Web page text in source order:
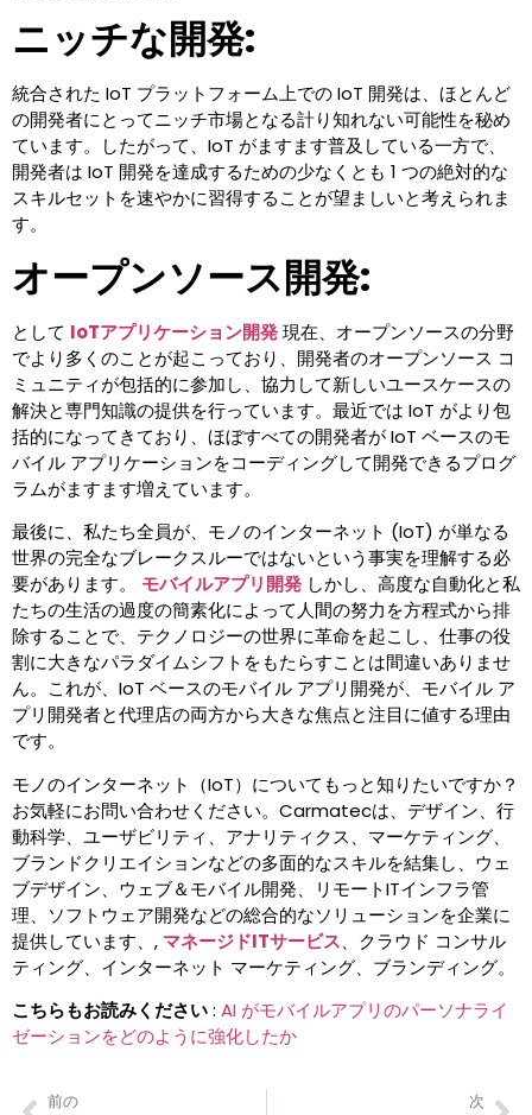
ニッチな開発:
統合された IoT プラットフォーム上での IoT 開発は、ほとんど
の開発者にとってニッチ市場となる計り知れない可能性を秘め
ています。したがって、IoT がますます普及している一方で、
開発者は IoT 開発を達成するための少なくとも 1 つの絶対的な
スキルセットを速やかに習得することが望ましいと考えられま
す。
オープンソース開発:
として IoTアプリケーション開発現在、オープンソースの分野
でより多くのことが起こっており、開発者のオープンソース コ
ミュニティが包括的に参加し、協力して新しいユースケースの
解決と専門知識の提供を行っています。最近では IoT がより包
括的になってきており、ほぼすべての開発者が IoT ベースのモ
バイル アプリケーションをコーディングして開発できるプログ
ラムがますます増えています。
最後に、私たち全員が、モノのインターネット (IoT) が単なる
世界の完全なブレークスルーではないという事実を理解する必
要があります。 モバイルアプリ開発 しかし、高度な自動化と私
たちの生活の過度の簡素化によって人間の努力を方程式から排
除することで、テクノロジーの世界に革命を起こし、仕事の役
割に大きなパラダイムシフトをもたらすことは間違いありませ
ん。これが、IoT ベースのモバイル アプリ開発が、モバイル ア
プリ開発者と代理店の両方から大きな焦点と注目に値する理由
です。
モノのインターネット（IoT）についてもっと知りたいですか？
お気軽にお問い合わせください。Carmatecは、デザイン、行
動科学、ユーザビリティ、アナリティクス、マーケティング、
ブランドクリエイションなどの多面的なスキルを結集し、ウェ
ブデザイン、ウェブ＆モバイル開発、リモートITインフラ管
理、ソフトウェア開発などの総合的なソリューションを企業に
提供しています、, マネージドITサービス、クラウド コンサル
ティング、インターネット マーケティング、ブランディング。
こちらもお読みください: AI がモバイルアプリのパーソナライ
ゼーションをどのように強化したか
前の 次